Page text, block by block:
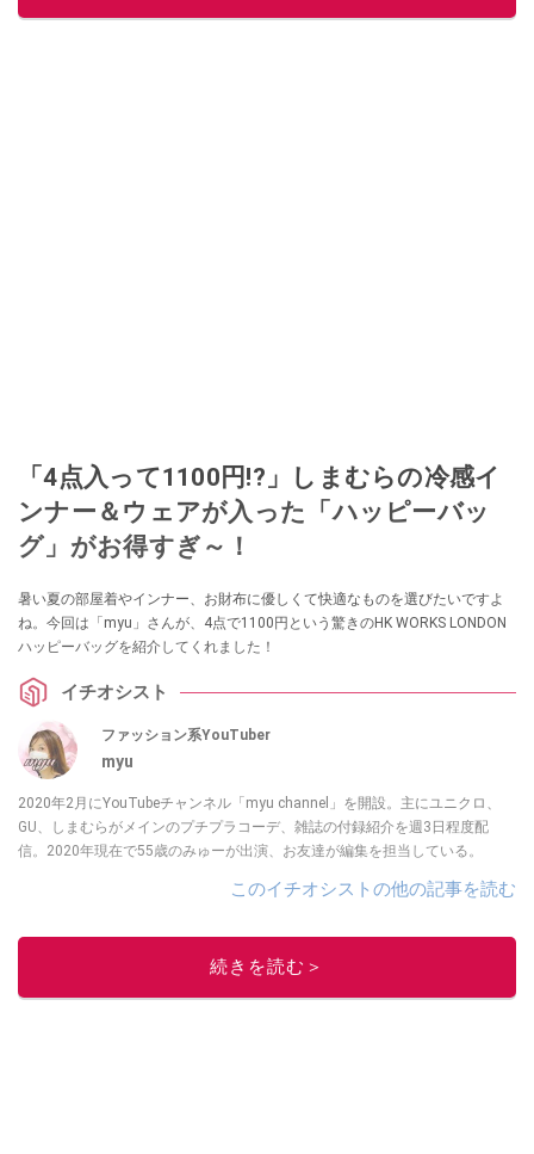
「4点入って1100円!?」しまむらの冷感イ
ンナー＆ウェアが入った「ハッピーバッ
グ」がお得すぎ～！
暑い夏の部屋着やインナー、お財布に優しくて快適なものを選びたいですよ
ね。今回は「myu」さんが、4点で1100円という驚きのHK WORKS LONDON
ハッピーバッグを紹介してくれました！
イチオシスト
ファッション系YouTuber
myu
2020年2月にYouTubeチャンネル「myu channel」を開設。主にユニクロ、
GU、しまむらがメインのプチプラコーデ、雑誌の付録紹介を週3日程度配
信。2020年現在で55歳のみゅーが出演、お友達が編集を担当している。
このイチオシストの他の記事を読む
続きを読む＞